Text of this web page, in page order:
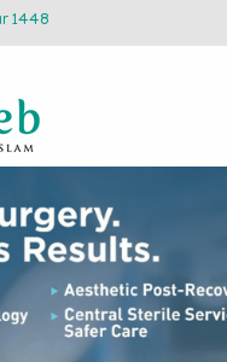
1448